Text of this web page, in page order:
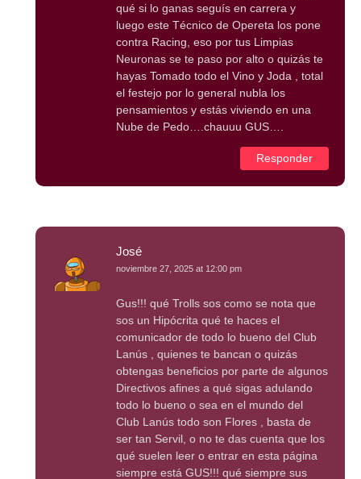
qué si lo ganas seguís en carrera y
luego este Técnico de Opereta los pone
contra Racing, eso por tus Limpias
Neuronas se te paso por alto o quizás te
hayas Tomado todo el Vino y Joda , total
el festejo por lo general nubla los
pensamientos y estás viviendo en una
Nube de Pedo….chauuu GUS….
Responder
José
noviembre 27, 2025 at 12:00 pm
Gus!!! qué Trolls sos como se nota que
sos un Hipócrita qué te haces el
comunicador de todo lo bueno del Club
Lanús , quienes te bancan o quizás
obtengas beneficios por parte de algunos
Directivos afines a qué sigas adulando
todo lo bueno o sea en el mundo del
Club Lanús todo son Flores , basta de
ser tan Servil, o no te das cuenta que los
qué suelen leer o entrar en esta página
siempre está GUS!!! qué siempre sus